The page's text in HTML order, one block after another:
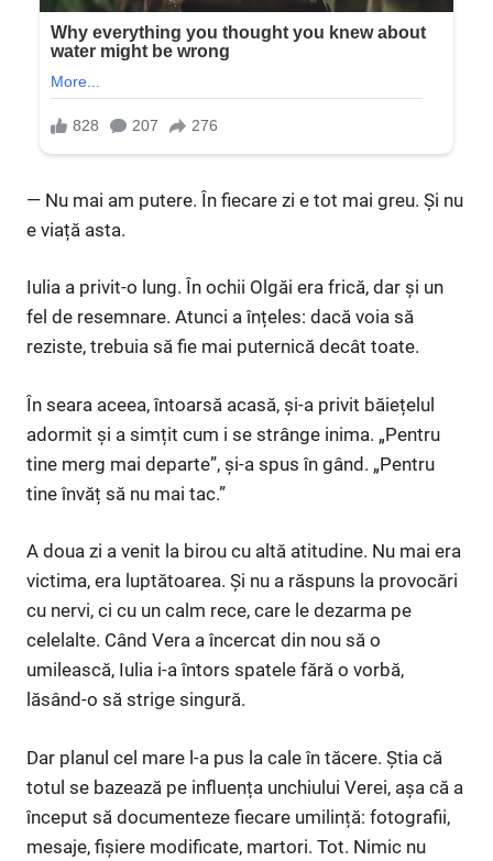
— Nu mai am putere. În fiecare zi e tot mai greu. Și nu
e viață asta.
Iulia a privit-o lung. În ochii Olgăi era frică, dar și un
fel de resemnare. Atunci a înțeles: dacă voia să
reziste, trebuia să fie mai puternică decât toate.
În seara aceea, întoarsă acasă, și-a privit băiețelul
adormit și a simțit cum i se strânge inima. „Pentru
tine merg mai departe”, și-a spus în gând. „Pentru
tine învăț să nu mai tac.”
A doua zi a venit la birou cu altă atitudine. Nu mai era
victima, era luptătoarea. Și nu a răspuns la provocări
cu nervi, ci cu un calm rece, care le dezarma pe
celelalte. Când Vera a încercat din nou să o
umilească, Iulia i-a întors spatele fără o vorbă,
lăsând-o să strige singură.
Dar planul cel mare l-a pus la cale în tăcere. Știa că
totul se bazează pe influența unchiului Verei, așa că a
început să documenteze fiecare umilință: fotografii,
mesaje, fișiere modificate, martori. Tot. Nimic nu